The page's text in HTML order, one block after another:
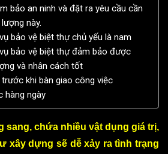
bảo an ninh và đặt ra yêu cầu cần
này.
bảo vệ biệt thự chủ yếu là nam
bảo vệ biệt thự đảm bảo được
và nhân cách tốt
khi bàn giao công việc
hàng ngày
sang, chứa nhiều vật dụng giá trị,
xây dựng sẽ dễ xảy ra tình trạng